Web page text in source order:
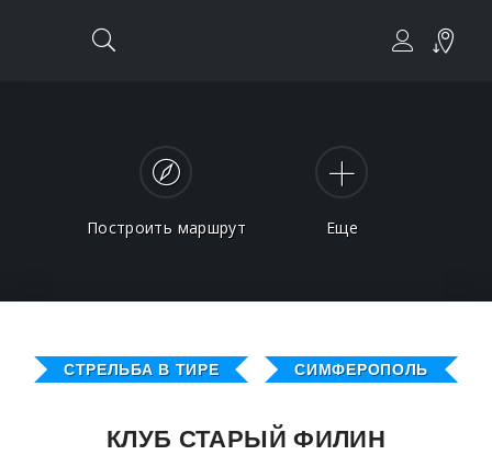
Построить маршрут Еще
СТРЕЛЬБА В ТИРЕ СИМФЕРОПОЛЬ
КЛУБ СТАРЫЙ ФИЛИН